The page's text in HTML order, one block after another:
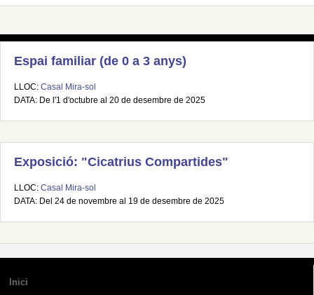
Espai familiar (de 0 a 3 anys)
LLOC: Casal Mira-sol
DATA: De l'1 d'octubre al 20 de desembre de 2025
Exposició: "Cicatrius Compartides"
LLOC: Casal Mira-sol
DATA: Del 24 de novembre al 19 de desembre de 2025
Inici